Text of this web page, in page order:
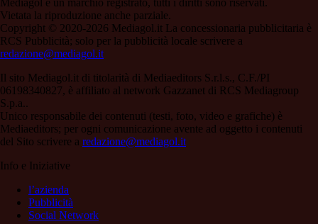
Mediagol è un marchio registrato, tutti i diritti sono riservati.
Vietata la riproduzione anche parziale.
Copyright © 2020-2026 Mediagol.it La concessionaria pubblicitaria è
RCS Pubblicità; solo per la pubblicità locale scrivere a
redazione@mediagol.it
Il sito Mediagol.it di titolarità di Mediaeditors S.r.l.s., C.F./PI
06198340827, è affiliato al network Gazzanet di RCS Mediagroup
S.p.a..
Unico responsabile dei contenuti (testi, foto, video e grafiche) è
Mediaeditors; per ogni comunicazione avente ad oggetto i contenuti
del Sito scrivere a redazione@mediagol.it
Info e Iniziative
l’azienda
Pubblicità
Social Network